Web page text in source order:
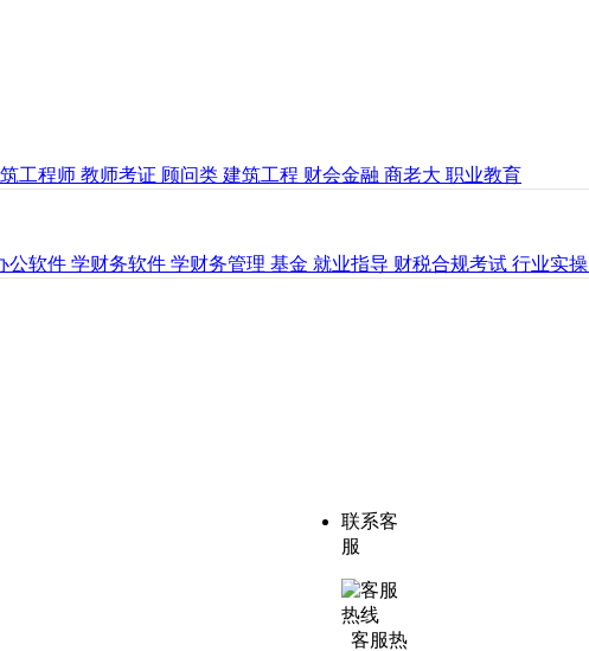
工程师 教师考证 顾问类 建筑工程 财会金融 商老大 职业教育
公软件 学财务软件 学财务管理 基金 就业指导 财税合规考试 行业实操
联系客
服
客服热